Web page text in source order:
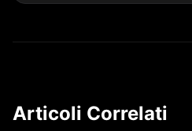
Articoli Correlati